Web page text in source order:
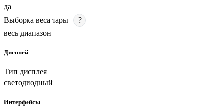
да
Выборка веса тары
?
весь диапазон
Дисплей
Тип дисплея
светодиодный
Интерфейсы